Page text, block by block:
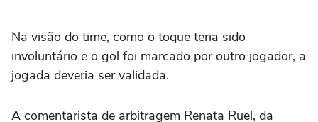
Na visão do time, como o toque teria sido
involuntário e o gol foi marcado por outro jogador, a
jogada deveria ser validada.
A comentarista de arbitragem Renata Ruel, da